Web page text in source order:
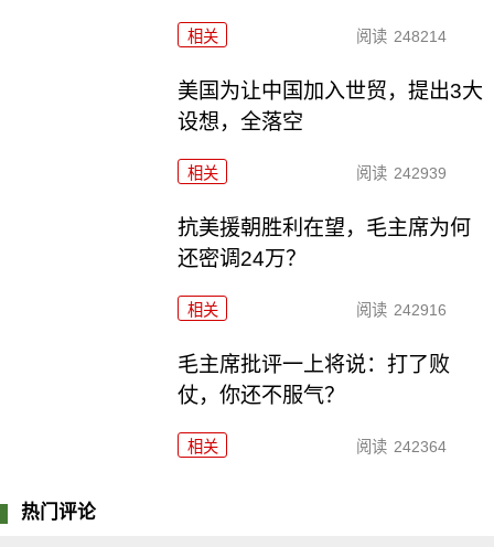
相关 阅读 248214
美国为让中国加入世贸，提出3大
设想，全落空
相关 阅读 242939
抗美援朝胜利在望，毛主席为何
还密调24万？
相关 阅读 242916
毛主席批评一上将说：打了败
仗，你还不服气？
相关 阅读 242364
热门评论